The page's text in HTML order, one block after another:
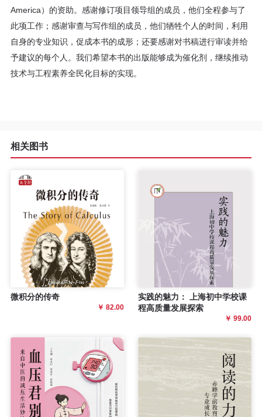
America）的资助。感谢修订项目领导组的成员，他们全程参与了
此项工作；感谢审查与写作组的成员，他们牺牲个人的时间，利用
自身的专业知识，促成本书的成形；还要感谢对书稿进行审读并给
予建议的每个人。我们希望本书的出版能够成为催化剂，继续推动
技术与工程素养全民化目标的实现。
相关图书
微积分的传奇
￥ 82.00
实践的魅力： 上海初中学校课
程高质量发展探索
￥ 99.00